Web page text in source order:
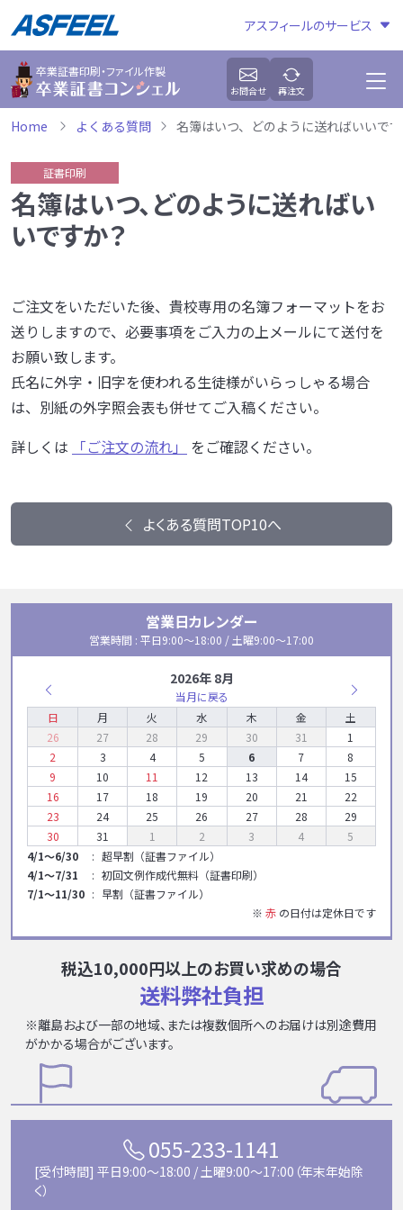
アスフィールのサービス
卒業証書印刷・ファイル作製
お問合せ 再注文
Home よくある質問 名簿はいつ、どのように送ればいいで
証書印刷
名簿はいつ、どのように送ればい
いですか？
ご注文をいただいた後、貴校専用の名簿フォーマットをお
送りしますので、必要事項をご入力の上メールにて送付を
お願い致します。
氏名に外字・旧字を使われる生徒様がいらっしゃる場合
は、別紙の外字照会表も併せてご入稿ください。
詳しくは
「ご注文の流れ」 をご確認ください。
よくある質問TOP10へ
営業日カレンダー
営業時間 : 平日9:00〜18:00 / 土曜9:00〜17:00
2026年 8月
当月に戻る
日
月 火 水 木 金
土
26
27 28 29 30 31
1
2
3 4 5 6 7
8
9
10 11 12 13 14
15
16
17 18 19 20 21
22
23
24 25 26 27 28
29
30
31 1 2 3 4
5
4/1～6/30
超早割（証書ファイル）
4/1～7/31
初回文例作成代無料（証書印刷）
7/1～11/30
早割（証書ファイル）
※ 赤 の日付は定休日です
税込10,000円以上のお買い求めの場合
送料弊社負担
※離島および一部の地域、または複数個所へのお届けは別途費用
がかかる場合がございます。
055-233-1141
[受付時間] 平日9:00〜18:00 / 土曜9:00〜17:00（年末年始除
く）